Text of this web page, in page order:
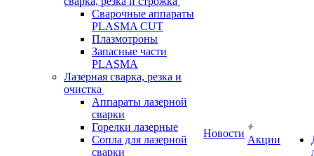
Сварочные аппараты
PLASMA CUT
Плазмотроны
Запасные части
PLASMA
Лазерная сварка, резка и
очистка
Аппараты лазерной
сварки
Горелки лазерные
Сопла для лазерной
сварки
Новости
Акции